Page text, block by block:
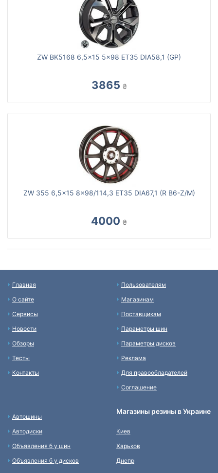
ZW BK5168 6,5x15 5x98 ET35 DIA58,1 (GP)
3865 ₴
ZW 355 6,5x15 8x98/114,3 ET35 DIA67,1 (R B6-Z/M)
4000 ₴
Главная
О сайте
Сервисы
Новости
Обзоры
Тесты
Контакты
Пользователям
Магазинам
Поставщикам
Параметры шин
Параметры дисков
Реклама
Для правообладателей
Соглашение
Автошины
Автодиски
Объявления б у шин
Объявления б у дисков
Магазины резины в Украине
Киев
Харьков
Днепр